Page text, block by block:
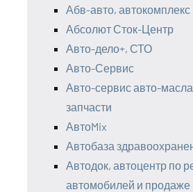
Абв-авто, автокомплекс
Абсолют Сток-Центр
Авто-дело+, СТО
Авто-Сервис
Авто-сервис авто-
запчасти
АвтоMix
Автобаза
Автодок, автоцентр по
автомобилей и продаже